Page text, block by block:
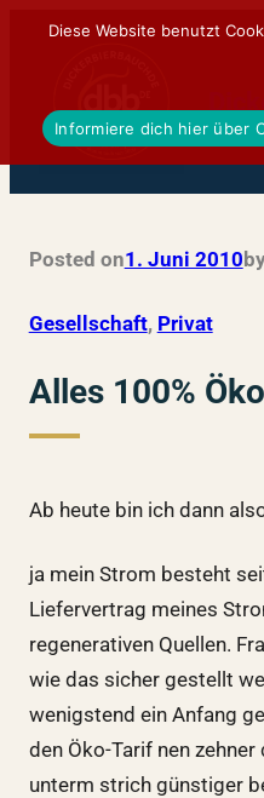
Posted on1. Juni 2010
Gesellschaft, Privat
Alles 100% Öko
Ab heute bin ich dann
ja mein Strom besteht
Liefervertrag meines
regenerativen Quellen.
wie das sicher gestellt
wenigstend ein Anfang
den Öko-Tarif nen
unterm strich günstiger
Diese Website benutzt
Informiere dich hier über